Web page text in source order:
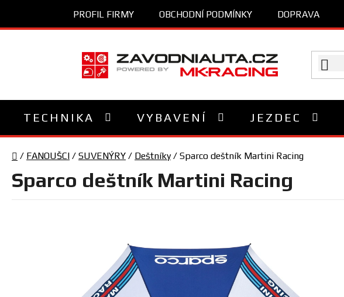
obsah
PROFIL FIRMY OBCHODNÍ PODMÍNKY DOPRAVA
TECHNIKA VYBAVENÍ JEZDEC
Domů
/ FANOUŠCI / SUVENÝRY / Deštníky / Sparco deštník Martini Racing
Sparco deštník Martini Racing